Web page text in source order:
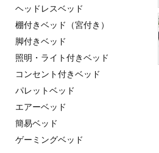
ヘッドレスベッド
棚付きベッド（宮付き）
脚付きベッド
照明・ライト付きベッド
コンセント付きベッド
パレットベッド
エアーベッド
簡易ベッド
ゲーミングベッド